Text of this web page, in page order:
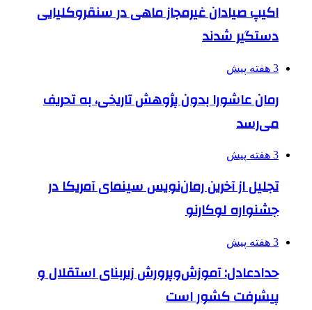
اکیپ صیادان غیرمجاز ماهی در سنقروکلیایی
دستگیر شدند
3 هفته پیش
رمان عاشورا بدون پژوهش تاریخی، به تحریف
می‌رسد
3 هفته پیش
تجلیل از آخرین رمان‌نویس سینمای آمریکا در
جشنواره لوکارنو
3 هفته پیش
حدادعادل: آموزش‌وپرورش زیربنای استقلال و
پیشرفت کشور است